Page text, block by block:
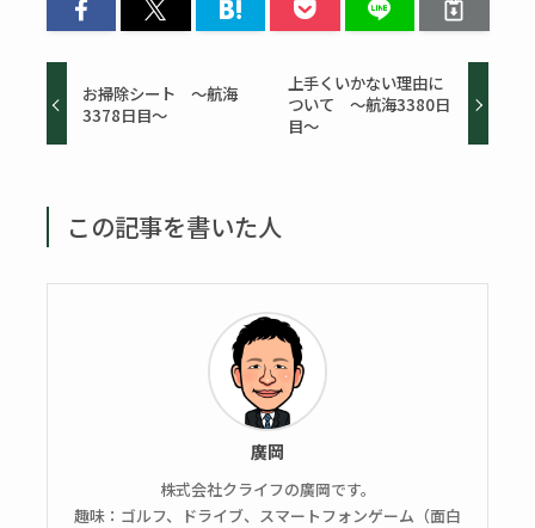
お掃除シート ～航海
3378日目～
上手くいかない理由に
ついて ～航海3380日
目～
この記事を書いた人
廣岡
株式会社クライフの廣岡です。
趣味：ゴルフ、ドライブ、スマートフォンゲーム（面白